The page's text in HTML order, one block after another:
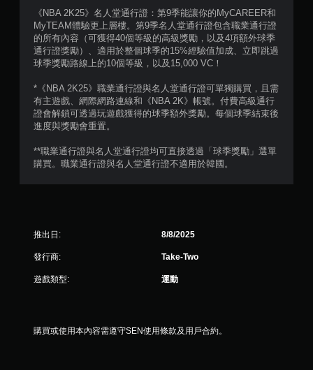
星
）
共
4
則
《NBA 2K25》名人堂通行證：第9季能讓你的MyCAREER和
MyTEAM體驗更上層樓。第9季名人堂通行證包含職業通行證
的所有內容（可獲得40個等級的高級獎勵，以及4項額外球季
通行證獎勵）、適用於整個球季的15%經驗值加成、立即跳過
球季獎勵路線上的10個等級，以及15,000 VC！
*《NBA 2K25》職業通行證與名人堂通行證可單獨購買，且需
有主遊戲、網際網路連線和《NBA 2K》帳號。付費高級通行
證會解鎖可透過玩遊戲獲得的球季額外獎勵。每個球季結束後
進度與獎勵會重置。
**職業通行證與名人堂通行證均可直接透過「球季獎勵」選單
購買。職業通行證與名人堂通行證不適用於韓國。
推出日: 8/8/2025
發行商: Take-Two
遊戲類型: 運動
購買或使用本內容需遵守SEN使用條款及用戶合約。